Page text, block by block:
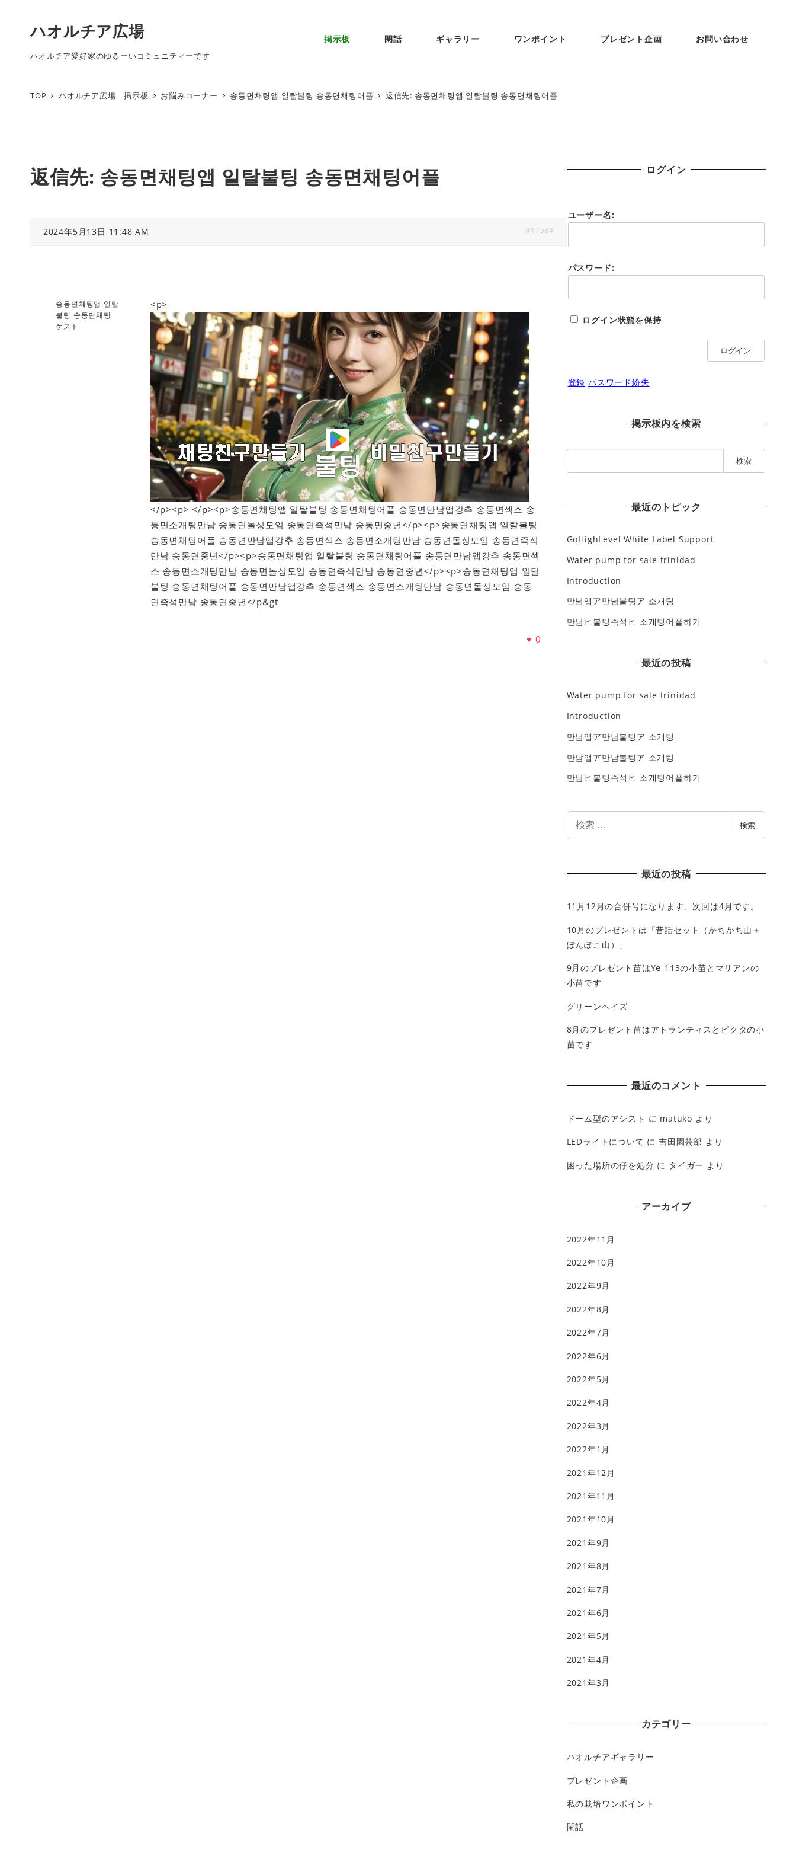
ハオルチア広場
ハオルチア愛好家のゆるーいコミュニティーです
掲示板 閑話 ギャラリー ワンポイント プレゼント企画 お問い合わせ
TOP ハオルチア広場 掲示板 お悩みコーナー 송동면채팅앱 일탈불팅 송동면채팅어플 返信先: 송동면채팅앱 일탈불팅 송동면채팅어플
返信先: 송동면채팅앱 일탈불팅 송동면채팅어플
2024年5月13日 11:48 AM #17584
송동면채팅앱 일탈
불팅 송동면채팅
ゲスト
<p>
</p><p> </p><p>송동면채팅앱 일탈불팅 송동면채팅어플 송동면만남앱강추 송동면섹스 송
동면소개팅만남 송동면돌싱모임 송동면즉석만남 송동면중년</p><p>송동면채팅앱 일탈불팅
송동면채팅어플 송동면만남앱강추 송동면섹스 송동면소개팅만남 송동면돌싱모임 송동면즉석
만남 송동면중년</p><p>송동면채팅앱 일탈불팅 송동면채팅어플 송동면만남앱강추 송동면섹
스 송동면소개팅만남 송동면돌싱모임 송동면즉석만남 송동면중년</p><p>송동면채팅앱 일탈
불팅 송동면채팅어플 송동면만남앱강추 송동면섹스 송동면소개팅만남 송동면돌싱모임 송동
면즉석만남 송동면중년</p&gt
♥ 0
ログイン
ユーザー名:
パスワード:
ログイン状態を保持
ログイン
登録 パスワード紛失
掲示板内を検索
索
最近のトピック
GoHighLevel White Label Support
Water pump for sale trinidad
Introduction
만남앱ア만남불팅ア 소개팅
만남ヒ불팅즉석ヒ 소개팅어플하기
最近の投稿
Water pump for sale trinidad
Introduction
만남앱ア만남불팅ア 소개팅
만남앱ア만남불팅ア 소개팅
만남ヒ불팅즉석ヒ 소개팅어플하기
検索
最近の投稿
11月12月の合併号になります、次回は4月です。
10月のプレゼントは「昔話セット（かちかち山＋
ぽんぽこ山）」
9月のプレゼント苗はYe-113の小苗とマリアンの
小苗です
グリーンヘイズ
8月のプレゼント苗はアトランティスとピクタの小
苗です
最近のコメント
ドーム型のアシスト に matuko より
LEDライトについて に吉田園芸部 より
困った場所の仔を処分 に タイガー より
アーカイブ
2022年11月
2022年10月
2022年9月
2022年8月
2022年7月
2022年6月
2022年5月
2022年4月
2022年3月
2022年1月
2021年12月
2021年11月
2021年10月
2021年9月
2021年8月
2021年7月
2021年6月
2021年5月
2021年4月
2021年3月
カテゴリー
ハオルチアギャラリー
プレゼント企画
私の栽培ワンポイント
閑話